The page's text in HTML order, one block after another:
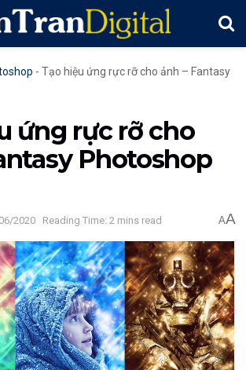
- Tạo hiệu ứng rực rỡ cho ảnh – Fantasy
ứng rực rỡ cho
Photoshop
2020 Reading Time: 2 mins read AA